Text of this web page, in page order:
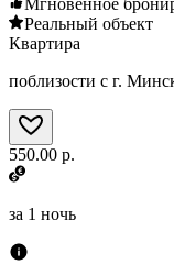
Мгновенное
Реальный объект
Квартира
поблизости с г.
550.00 р.
за 1 ночь